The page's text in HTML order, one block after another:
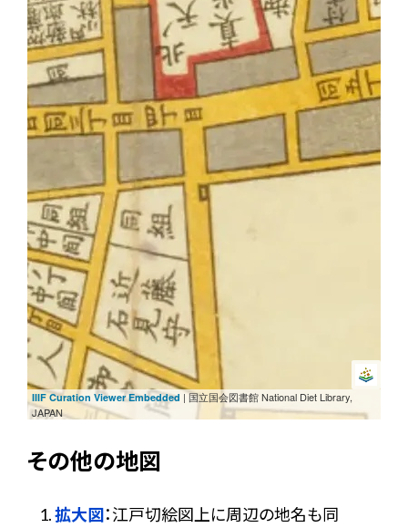
-
IIIF Curation Viewer Embedded | 国立国会図書館 National Diet Library,
JAPAN
その他の地図
拡大図：江戸切絵図上に周辺の地名も同